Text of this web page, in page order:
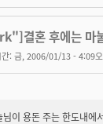
결혼 후에는 마눌
간: 금, 2006/01/13 - 4:09
님이 용돈 주는 한도내